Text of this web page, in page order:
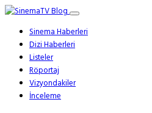
Sinema Haberleri
Dizi Haberleri
Listeler
Röportaj
Vizyondakiler
İnceleme